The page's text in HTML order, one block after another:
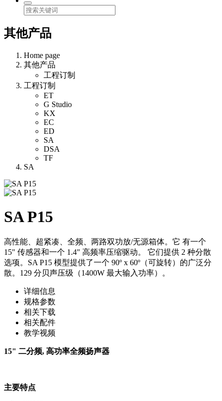
其他产品
Home page
其他产品
工程订制
工程订制
ET
G Studio
KX
EC
ED
SA
DSA
TF
SA
SA P15
高性能、超紧凑、全频、两路双功放/无源箱体。它 有一个
15" 传感器和一个 1.4" 高频率压缩驱动。 它们提供 2 种分散
选项。SA P15 模型提供了一个 90º x 60º（可旋转）的广泛分
散。129 分贝声压级（1400W 最大输入功率）。
详细信息
规格参数
相关下载
相关配件
教学视频
15" 二分频, 高功率全频扬声器
主要特点